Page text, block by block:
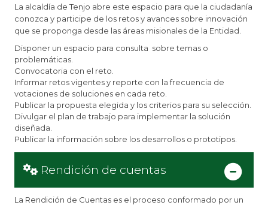
La alcaldía de Tenjo abre este espacio para que la ciudadanía
conozca y participe de los retos y avances sobre innovación
que se proponga desde las áreas misionales de la Entidad.
Disponer un espacio para consulta sobre temas o
problemáticas.
Convocatoria con el reto.
Informar retos vigentes y reporte con la frecuencia de
votaciones de soluciones en cada reto.
Publicar la propuesta elegida y los criterios para su selección.
Divulgar el plan de trabajo para implementar la solución
diseñada.
Publicar la información sobre los desarrollos o prototipos.
Rendición de cuentas
La Rendición de Cuentas es el proceso conformado por un